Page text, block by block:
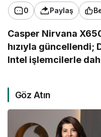
0 Paylaş
Casper Nirvana
hızıyla güncellendi;
Intel işlemcilerle
Göz Atın